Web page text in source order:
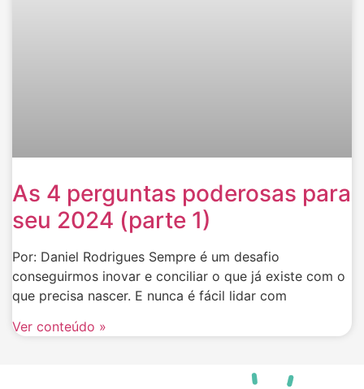
As 4 perguntas poderosas para
seu 2024 (parte 1)
Por: Daniel Rodrigues Sempre é um desafio
conseguirmos inovar e conciliar o que já existe com o
que precisa nascer. E nunca é fácil lidar com
Ver conteúdo »